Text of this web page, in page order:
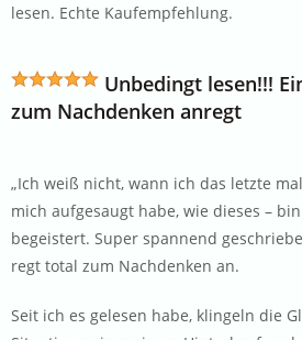
lesen. Echte Kaufempfehlung.
Unbedingt lesen!!!
zum Nachdenken anregt
„Ich weiß nicht, wann ich das letzte
mich aufgesaugt habe, wie dieses –
begeistert. Super spannend
regt total zum Nachdenken an.
Seit ich es gelesen habe, klingeln die